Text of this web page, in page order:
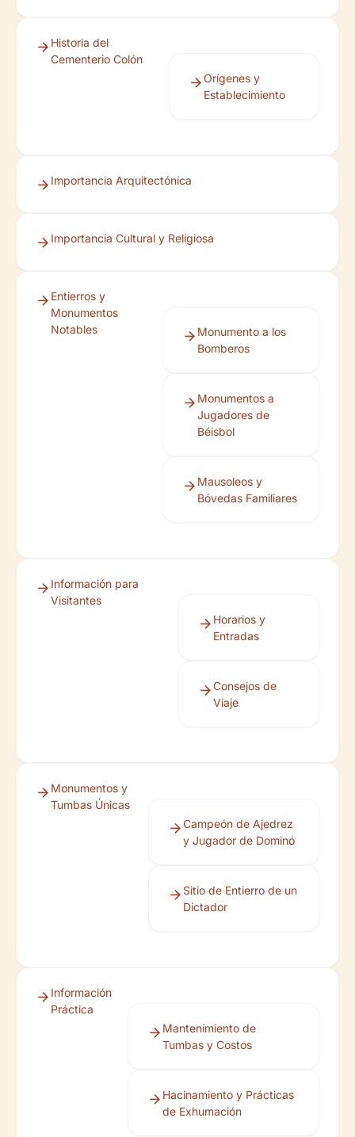
Historia del
Cementerio Colón
Orígenes y
Establecimiento
Importancia Arquitectónica
Importancia Cultural y Religiosa
Entierros y
Monumentos
Notables
Monumento a los
Bomberos
Monumentos a
Jugadores de
Béisbol
Mausoleos y
Bóvedas Familiares
Información para
Visitantes
Horarios y
Entradas
Consejos de
Viaje
Monumentos y
Tumbas Únicas
Campeón de Ajedrez
y Jugador de Dominó
Sitio de Entierro de un
Dictador
Información
Práctica
Mantenimiento de
Tumbas y Costos
Hacinamiento y Prácticas
de Exhumación